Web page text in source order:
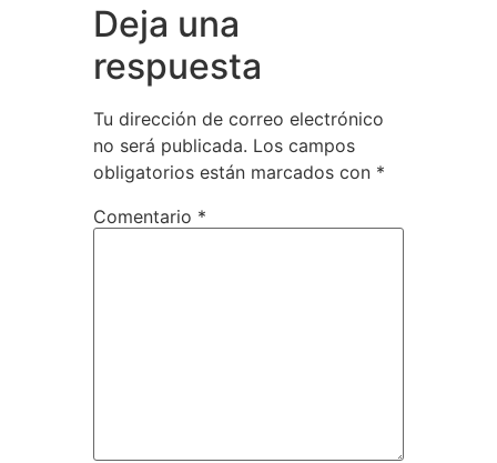
Deja una
respuesta
Tu dirección de correo electrónico
no será publicada. Los campos
obligatorios están marcados con *
Comentario *